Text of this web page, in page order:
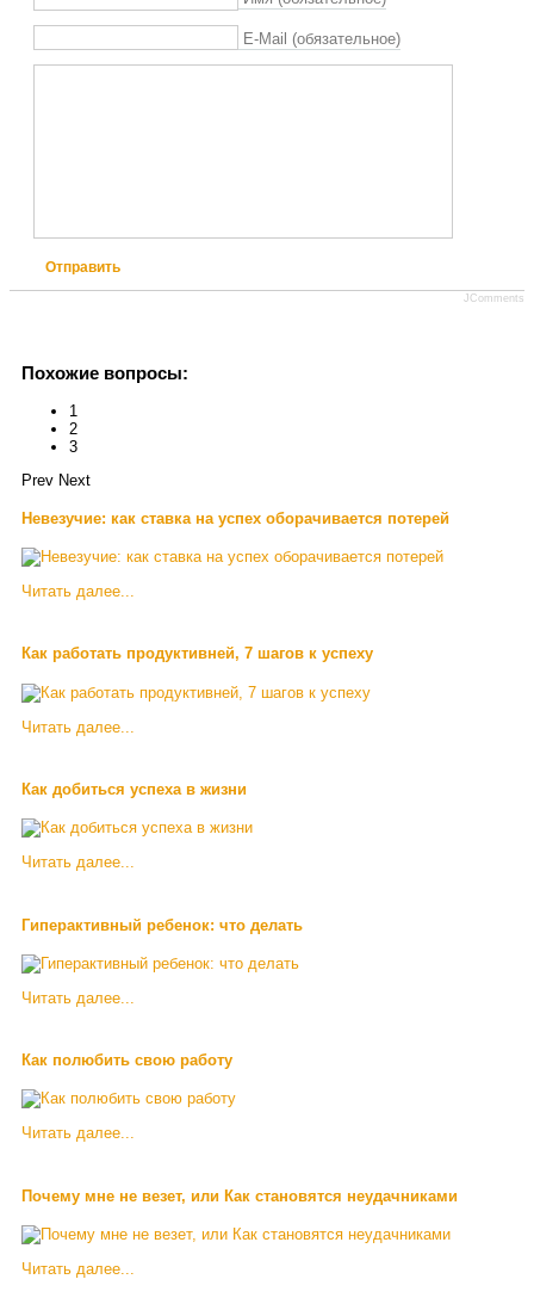
E-Mail (обязательное)
Отправить
JComments
Похожие вопросы:
1
2
3
Prev Next
Невезучие: как ставка на успех оборачивается потерей
Читать далее...
Как работать продуктивней, 7 шагов к успеху
Читать далее...
Как добиться успеха в жизни
Читать далее...
Гиперактивный ребенок: что делать
Читать далее...
Как полюбить свою работу
Читать далее...
Почему мне не везет, или Как становятся неудачниками
Читать далее...